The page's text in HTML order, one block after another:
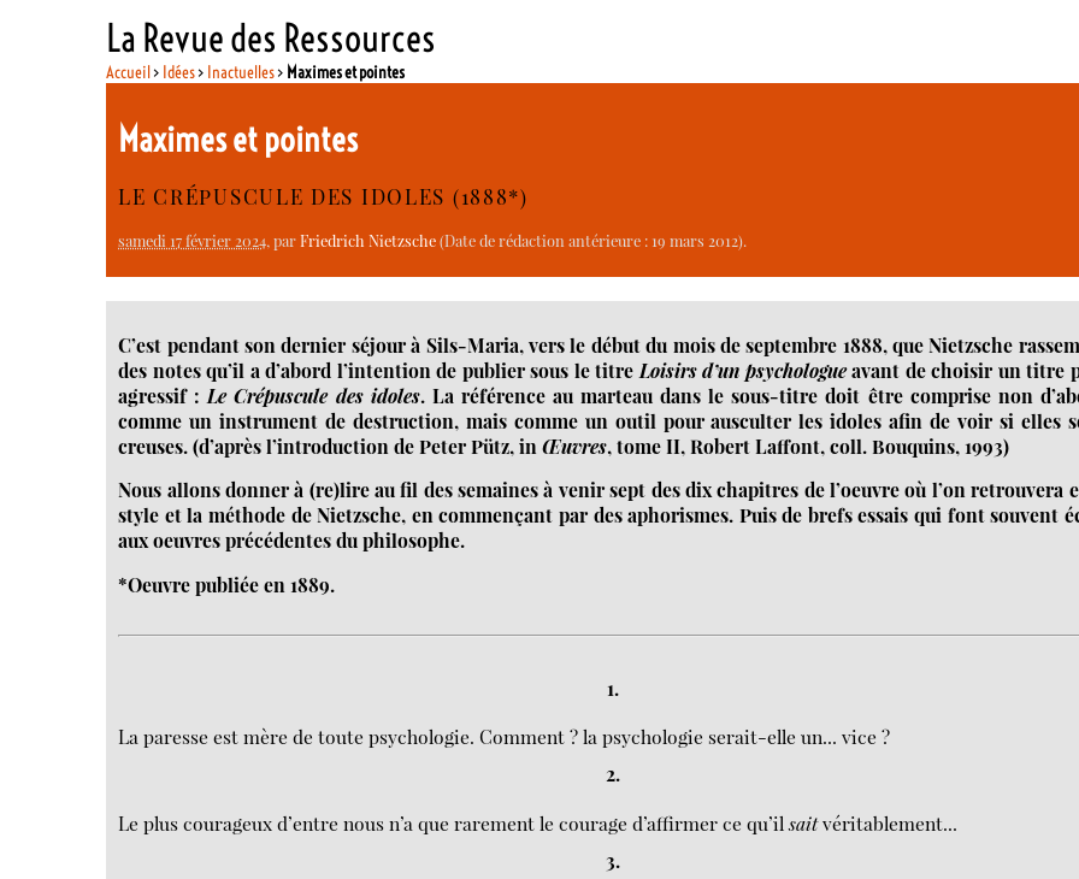
La Revue des Ressources
Accueil> Idées> Inactuelles> Maximes et pointes
Maximes et pointes
LE CRÉPUSCULE DES IDOLES (1888*)
samedi 17 février 2024, parFriedrich Nietzsche(Date de rédaction antérieure : 19 mars 2012).
C’est pendant son dernier séjour à Sils-Maria, vers le début du mois de septembre 1888, que Nietzsche
des notes qu’il a d’abord l’intention de publier sous le titre Loisirs d’un psychologueavant de choisir un titre
agressif : Le Crépuscule des idoles. La référence au marteau dans le sous-titre doit être comprise non
comme un instrument de destruction, mais comme un outil pour ausculter les idoles afin de voir si elles
creuses. (d’après l’introduction de Peter Pütz, inŒuvres, tome II, Robert Laffont, coll. Bouquins, 1993)
Nous allons donner à (re)lire au fil des semaines à venir sept des dix chapitres de l’oeuvre où l’on retrouvera
style et la méthode de Nietzsche, en commençant par des aphorismes. Puis de brefs essais qui font souvent
aux oeuvres précédentes du philosophe.
*Oeuvre publiée en 1889.
1.
La paresse est mère de toute psychologie. Comment ? la psychologie serait-elle un... vice ?
2.
Le plus courageux d’entre nous n’a que rarement le courage d’affirmer ce qu’ilsaitvéritablement...
3.